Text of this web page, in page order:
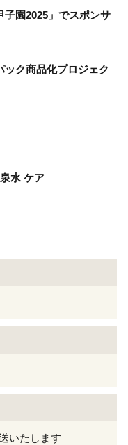
園2025」でスポンサ
ク商品化プロジェク
水 ケア
いたします